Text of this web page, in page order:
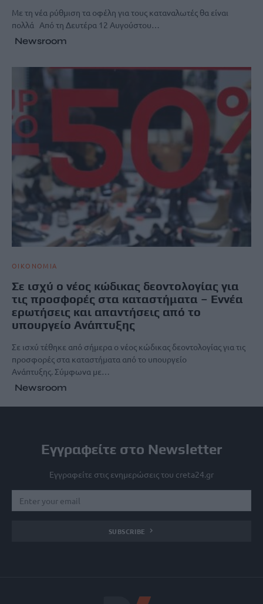
Με τη νέα ρύθμιση τα οφέλη για τους καταναλωτές θα είναι
πολλά Από τη Δευτέρα 12 Αυγούστου…
Newsroom
ΟΙΚΟΝΟΜΙΑ
Σε ισχύ ο νέος κώδικας δεοντολογίας για
τις προσφορές στα καταστήματα – Εννέα
ερωτήσεις και απαντήσεις από το
υπουργείο Ανάπτυξης
Σε ισχύ τέθηκε από σήμερα ο νέος κώδικας δεοντολογίας για τις
προσφορές στα καταστήματα από το υπουργείο
Ανάπτυξης. Σύμφωνα με…
Newsroom
Εγγραφείτε στο Newsletter
Εγγραφείτε στις ενημερώσεις του creta24.gr
SUBSCRIBE